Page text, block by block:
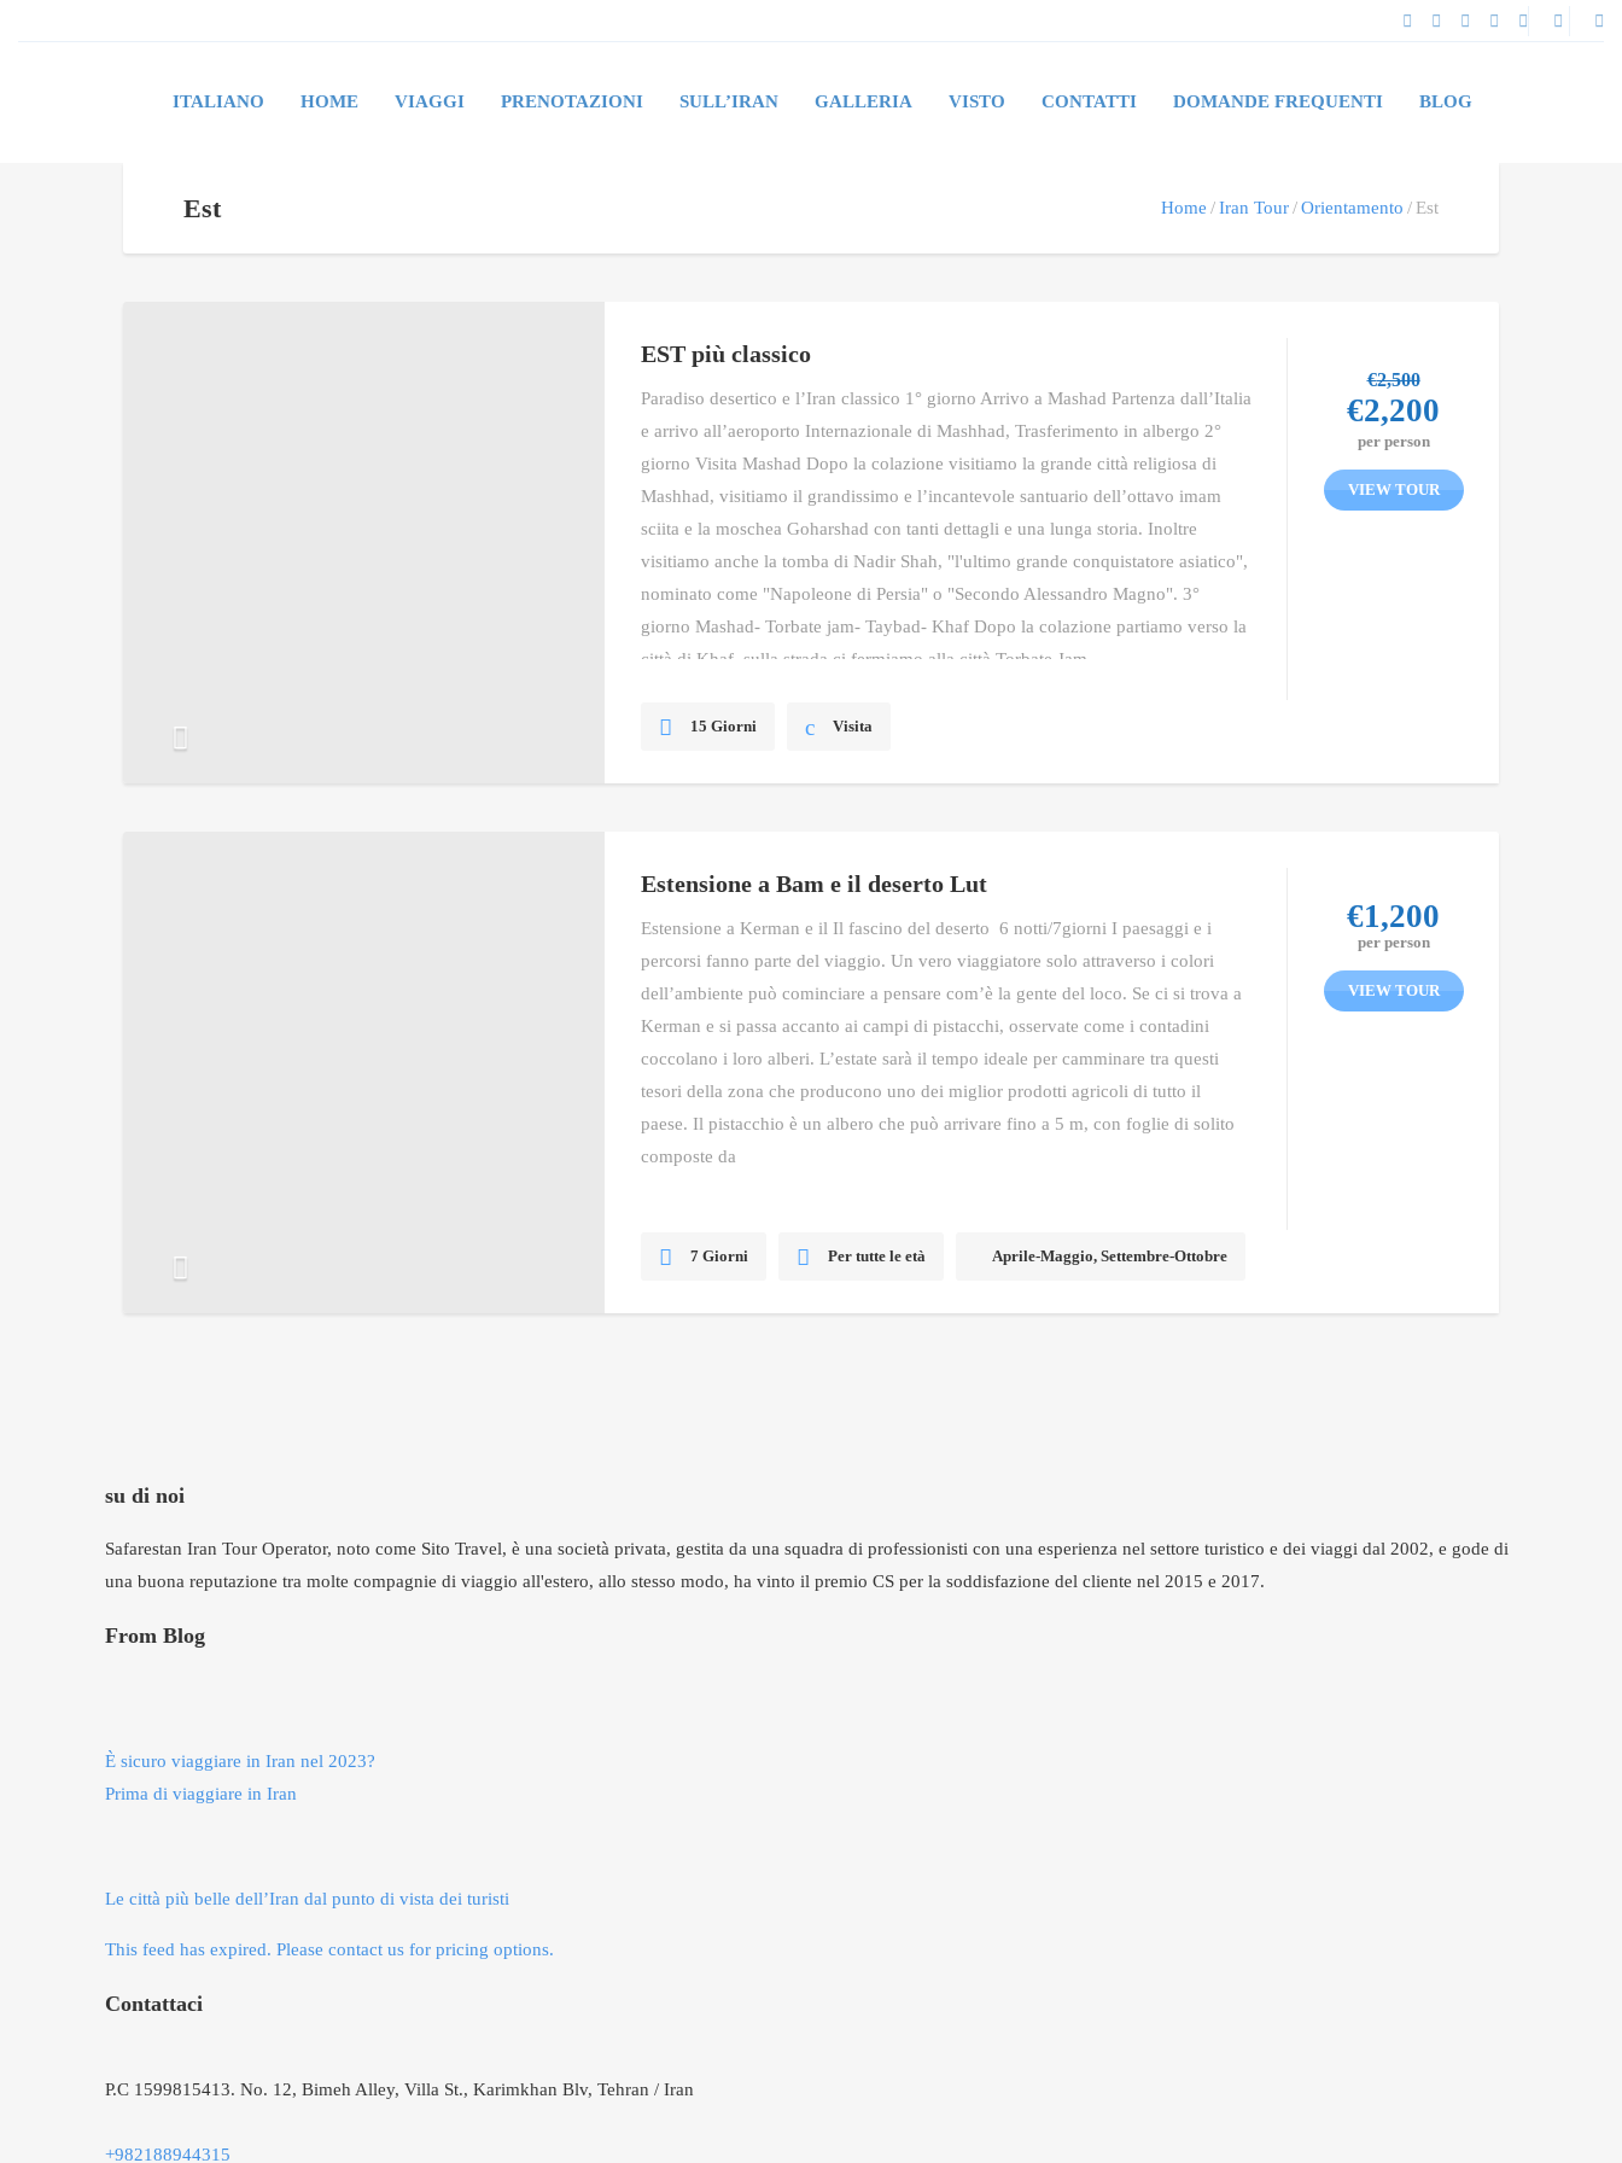
ITALIANO HOME VIAGGI PRENOTAZIONI SULL’IRAN GALLERIA VISTO CONTATTI DOMANDE FREQUENTI BLOG
Est Home Iran Tour Orientamento Est
EST più classico
Paradiso desertico e l’Iran classico 1° giorno Arrivo a Mashad Partenza dall’Italia
e arrivo all’aeroporto Internazionale di Mashhad, Trasferimento in albergo 2°
giorno Visita Mashad Dopo la colazione visitiamo la grande città religiosa di
Mashhad, visitiamo il grandissimo e l’incantevole santuario dell’ottavo imam
sciita e la moschea Goharshad con tanti dettagli e una lunga storia. Inoltre
visitiamo anche la tomba di Nadir Shah, "l'ultimo grande conquistatore asiatico",
nominato come "Napoleone di Persia" o "Secondo Alessandro Magno". 3°
giorno Mashad- Torbate jam- Taybad- Khaf Dopo la colazione partiamo verso la
città di Khaf, sulla strada ci fermiamo alla città Torbate Jam
€2,500
€2,200
per person
VIEW TOUR
15 Giorni Visita
Estensione a Bam e il deserto Lut
Estensione a Kerman e il Il fascino del deserto 6 notti/7giorni I paesaggi e i
percorsi fanno parte del viaggio. Un vero viaggiatore solo attraverso i colori
dell’ambiente può cominciare a pensare com’è la gente del loco. Se ci si trova a
Kerman e si passa accanto ai campi di pistacchi, osservate come i contadini
coccolano i loro alberi. L’estate sarà il tempo ideale per camminare tra questi
tesori della zona che producono uno dei miglior prodotti agricoli di tutto il
paese. Il pistacchio è un albero che può arrivare fino a 5 m, con foglie di solito
composte da
€1,200
per person
VIEW TOUR
7 Giorni Per tutte le età Aprile-Maggio, Settembre-Ottobre
su di noi
Safarestan Iran Tour Operator, noto come Sito Travel, è una società privata, gestita da una squadra di professionisti con una esperienza nel settore turistico e dei viaggi dal 2002, e gode di
una buona reputazione tra molte compagnie di viaggio all'estero, allo stesso modo, ha vinto il premio CS per la soddisfazione del cliente nel 2015 e 2017.
From Blog
È sicuro viaggiare in Iran nel 2023?
Prima di viaggiare in Iran
Le città più belle dell’Iran dal punto di vista dei turisti
This feed has expired. Please contact us for pricing options.
Contattaci
P.C 1599815413. No. 12, Bimeh Alley, Villa St., Karimkhan Blv, Tehran / Iran
+982188944315